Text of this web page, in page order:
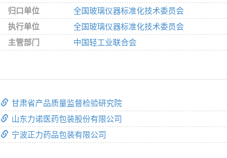
归口单位
全国玻璃仪器标准化技术委员会
执行单位
全国玻璃仪器标准化技术委员会
主管部门
中国轻工业联合会
甘肃省产品质量监督检验研究院
山东力诺医药包装股份有限公司
宁波正力药品包装有限公司